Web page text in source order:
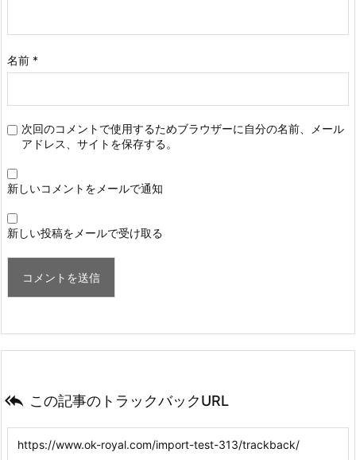
名前 *
次回のコメントで使用するためブラウザーに自分の名前、メール
アドレス、サイトを保存する。
新しいコメントをメールで通知
新しい投稿をメールで受け取る
 この記事のトラックバックURL